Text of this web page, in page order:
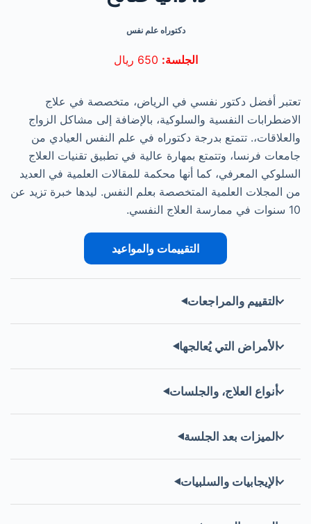
دكتوراه علم نفس
الجلسة:
تعتبر أفضل دكتور نفسي في الرياض، متخصصة في علاج
الاضطرابات النفسية والسلوكية، بالإضافة إلى مشاكل الزواج
والعلاقات،. تتمتع بدرجة دكتوراه في علم النفس العيادي من
جامعات فرنسا، وتتمتع بمهارة عالية في تطبيق تقنيات العلاج
السلوكي المعرفي، كما أنها محكمة للمقالات العلمية في العديد
من المجلات العلمية المتخصصة بعلم النفس. ليدها خبرة تزيد عن
10 سنوات في ممارسة العلاج النفسي.
التقييمات والمواعيد
التقييم والمراجعات
الأمراض التي يُعالجها
أنواع العلاج، والجلسات
الميزات بعد الجلسة
الإيجابيات والسلبيات